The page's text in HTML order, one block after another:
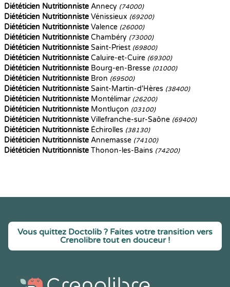
Diététicien Nutritionniste Annecy (74000)
Diététicien Nutritionniste Vénissieux (69200)
Diététicien Nutritionniste Valence (26000)
Diététicien Nutritionniste Chambéry (73000)
Diététicien Nutritionniste Saint-Priest (69800)
Diététicien Nutritionniste Caluire-et-Cuire (69300)
Diététicien Nutritionniste Bourg-en-Bresse (01000)
Diététicien Nutritionniste Bron (69500)
Diététicien Nutritionniste Saint-Martin-d'Hères (38400)
Diététicien Nutritionniste Montélimar (26200)
Diététicien Nutritionniste Montluçon (03100)
Diététicien Nutritionniste Villefranche-sur-Saône (69400)
Diététicien Nutritionniste Échirolles (38130)
Diététicien Nutritionniste Annemasse (74100)
Diététicien Nutritionniste Thonon-les-Bains (74200)
Vous quittez Doctolib ? Faites votre transition vers
Crenolibre tout en douceur !